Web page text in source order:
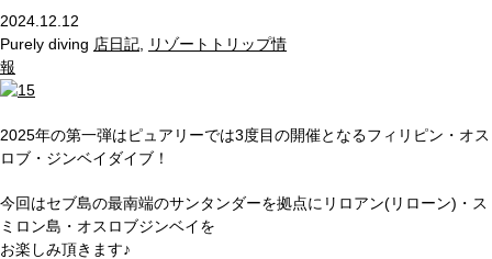
2024.12.12
Purely diving 店日記
リゾートトリップ情
報
2025年の第一弾はピュアリーでは3度目の開催となるフィリピン・オス
ロブ・ジンベイダイブ！
今回はセブ島の最南端のサンタンダーを拠点にリロアン(リローン)・ス
ミロン島・オスロブジンベイを
お楽しみ頂きます♪